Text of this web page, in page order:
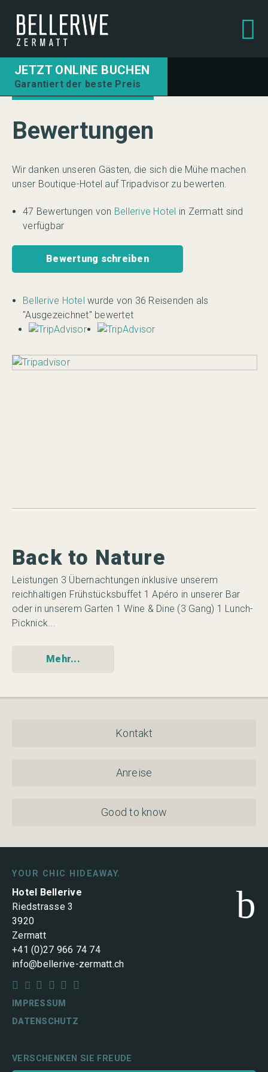
JETZT ONLINE BUCHEN
Garantiert der beste Preis
Bewertungen
Wir danken unseren Gästen, die sich die Mühe machen
unser Boutique-Hotel auf Tripadvisor zu bewerten.
47 Bewertungen von Bellerive Hotel in Zermatt sind
verfügbar
Bewertung schreiben
Bellerive Hotel wurde von 36 Reisenden als
"Ausgezeichnet" bewertet
Back to Nature
Leistungen 3 Übernachtungen inklusive unserem
reichhaltigen Frühstücksbuffet 1 Apéro in unserer Bar
oder in unserem Garten 1 Wine & Dine (3 Gang) 1 Lunch-
Picknick...
Mehr...
Kontakt
Anreise
Good to know
YOUR CHIC HIDEAWAY.
b
Hotel Bellerive
Riedstrasse 3
3920
Zermatt
+41 (0)27 966 74 74
info@bellerive-zermatt.ch
     
IMPRESSUM
DATENSCHUTZ
VERSCHENKEN SIE FREUDE